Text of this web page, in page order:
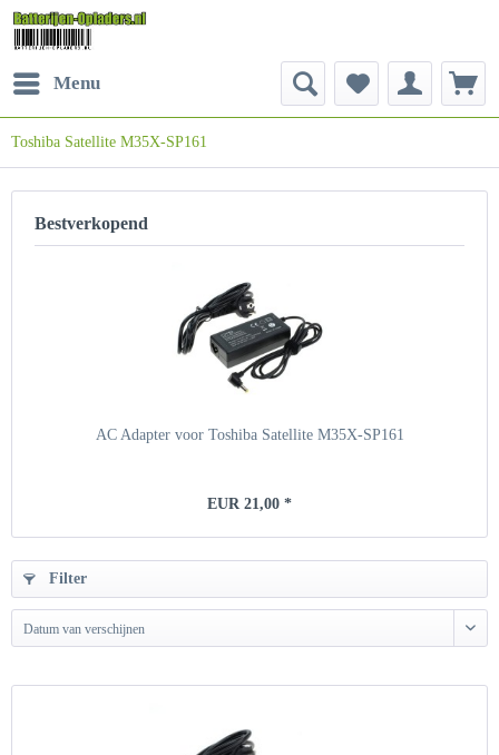
Menu
Toshiba Satellite M35X-SP161
Bestverkopend
AC Adapter voor Toshiba Satellite M35X-SP161
EUR 21,00 *
Filter
Datum van verschijnen